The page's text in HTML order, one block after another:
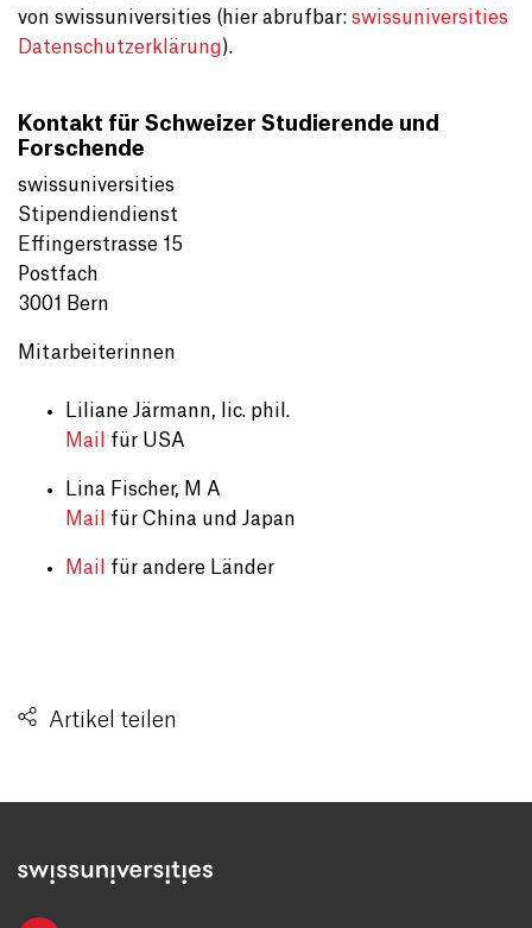
von swissuniversities (hier abrufbar: swissuniversities
Datenschutzerklärung).
Kontakt für Schweizer Studierende und
Forschende
swissuniversities
Stipendiendienst
Effingerstrasse 15
Postfach
3001 Bern
Mitarbeiterinnen
Liliane Järmann, lic. phil.
Mail
für USA
Lina Fischer, M A
Mail
für China und Japan
Mail für andere Länder
Artikel teilen